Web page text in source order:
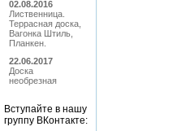
02.08.2016
Лиственница.
Террасная доска,
Вагонка Штиль,
Планкен.
22.06.2017
Доска
необрезная
Вступайте в нашу
группу ВКонтакте: